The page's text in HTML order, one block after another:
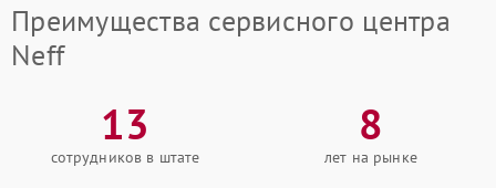
Преимущества сервисного центра
Neff
13
сотрудников в штате
8
лет на рынке